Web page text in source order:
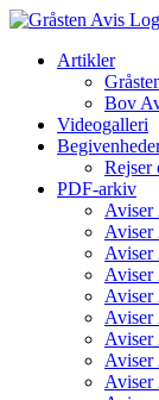
Skip
contentArtikler
Bov
Videogalleri
Rejser
PDF-arkiv
Aviser
Aviser
Aviser
Aviser
Aviser
Aviser
Aviser
Aviser
Aviser